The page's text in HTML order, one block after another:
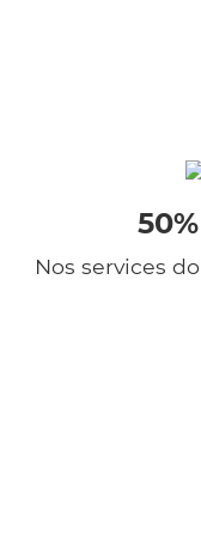
Nos services